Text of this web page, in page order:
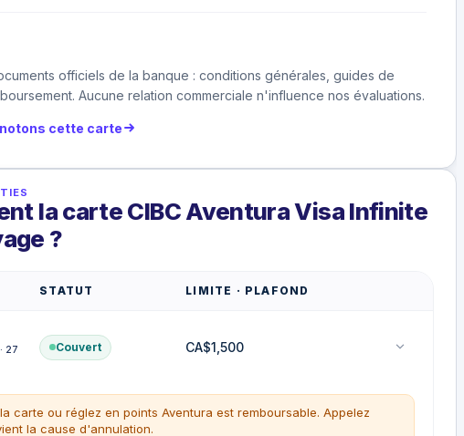
officiels de la banque : conditions générales, guides de
Aucune relation commerciale n'influence nos évaluations.
cette carte
la carte CIBC Aventura Visa Infinite
?
STATUT LIMITE · PLAFOND
27
Couvert CA$1,500
carte ou réglez en points Aventura est remboursable. Appelez
la cause d'annulation.